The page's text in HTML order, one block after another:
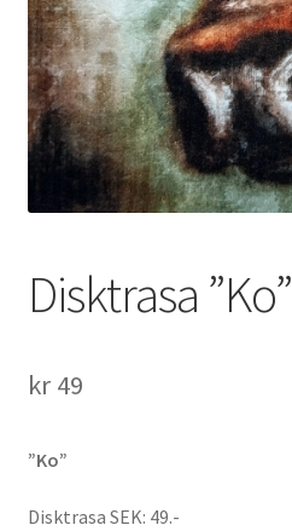
Disktrasa ”Ko”
kr49
”Ko”
Disktrasa SEK: 49.-